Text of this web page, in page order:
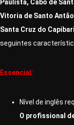
Paulista, Cabo de
Vitoria de Santo
Santa Cruz do
seguintes
Essencial:
Nível de inglês
O profissional